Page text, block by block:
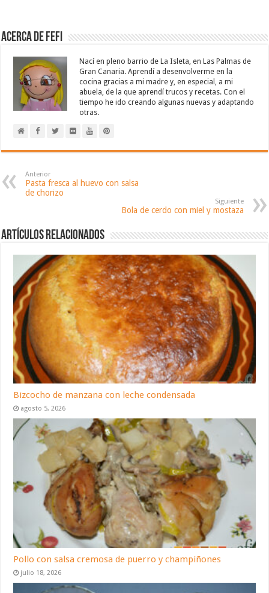
Acerca de Fefi
Nací en pleno barrio de La Isleta, en Las Palmas de
Gran Canaria. Aprendí a desenvolverme en la
cocina gracias a mi madre y, en especial, a mi
abuela, de la que aprendí trucos y recetas. Con el
tiempo he ido creando algunas nuevas y adaptando
otras.
Anterior
Pasta fresca al huevo con salsa
de chorizo
Siguiente
Bola de cerdo con miel y mostaza
Artículos relacionados
Bizcocho de manzana con leche condensada
agosto 5, 2026
Pollo con salsa cremosa de puerro y champiñones
julio 18, 2026